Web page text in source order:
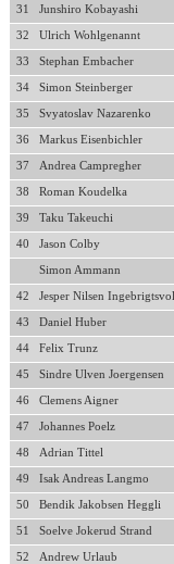
31 Junshiro Kobayashi
32 Ulrich Wohlgenannt
33 Stephan Embacher
34 Simon Steinberger
35 Svyatoslav Nazarenko
36 Markus Eisenbichler
37 Andrea Campregher
38 Roman Koudelka
39 Taku Takeuchi
40 Jason Colby
Simon Ammann
42 Jesper Nilsen
43 Daniel Huber
44 Felix Trunz
45 Sindre Ulven Joergensen
46 Clemens Aigner
47 Johannes Poelz
48 Adrian Tittel
49 Isak Andreas Langmo
50 Bendik Jakobsen Heggli
51 Soelve Jokerud Strand
52 Andrew Urlaub